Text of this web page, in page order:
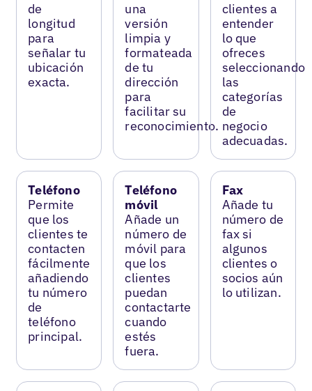
de
longitud
para
señalar tu
ubicación
exacta.
una
versión
limpia y
formateada
de tu
dirección
para
facilitar su
reconocimiento.
clientes a
entender
lo que
ofreces
seleccionando
las
categorías
de
negocio
adecuadas.
Teléfono
Permite
que los
clientes te
contacten
fácilmente
añadiendo
tu número
de
teléfono
principal.
Teléfono
móvil
Añade un
número de
móvil para
que los
clientes
puedan
contactarte
cuando
estés
fuera.
Fax
Añade tu
número de
fax si
algunos
clientes o
socios aún
lo utilizan.